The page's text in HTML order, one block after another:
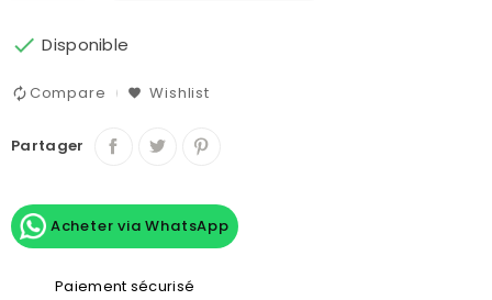
 Disponible
Compare Wishlist
Partager
Acheter via WhatsApp
Paiement sécurisé